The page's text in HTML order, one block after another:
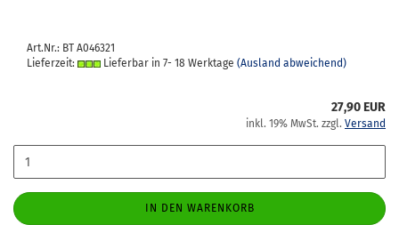
Art.Nr.: BT A046321
Lieferzeit:
Lieferbar in 7- 18 Werktage (Ausland abweichend)
27,90 EUR
inkl. 19% MwSt. zzgl. Versand
IN DEN WARENKORB